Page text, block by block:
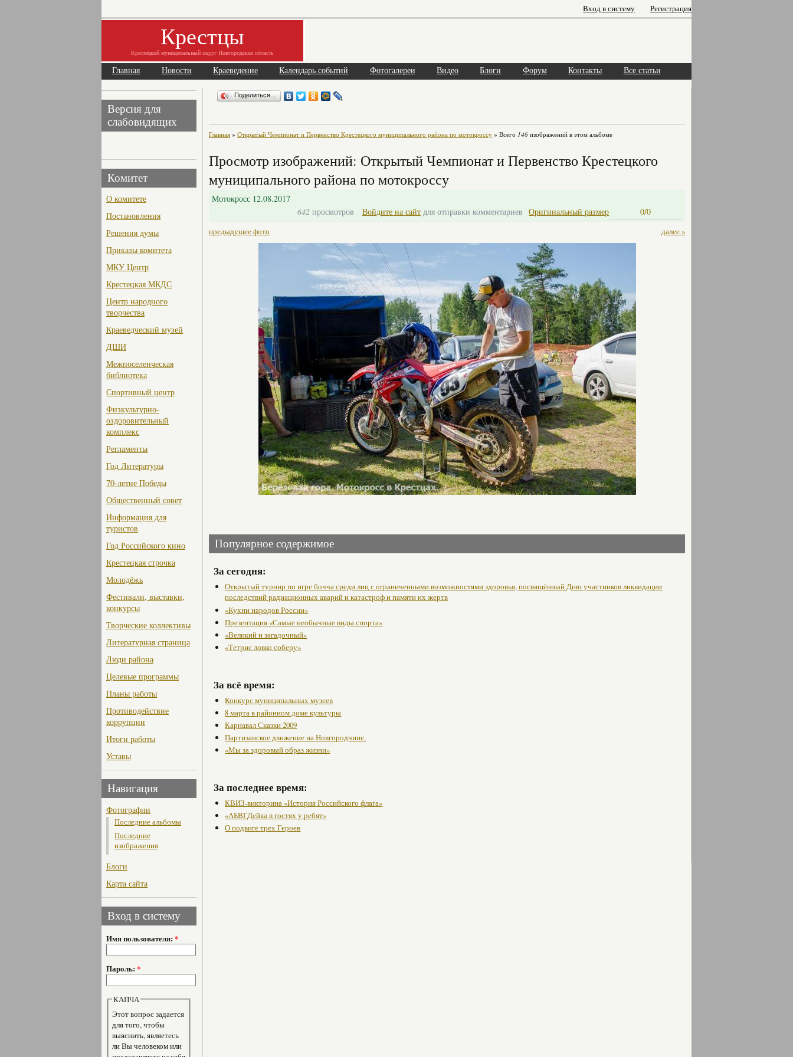
Вход в систему Регистрация
Крестцы
Крестецкий муниципальный округ Новгородская область
Главная Новости Краеведение Календарь событий Фотогалереи Видео Блоги Форум Контакты Все статьи
Версия для
слабовидящих
Комитет
О комитете
Постановления
Решения думы
Приказы комитета
МКУ Центр
Крестецкая МКДС
Центр народного
творчества
Краеведческий музей
ДШИ
Межпоселенческая
библиотека
Спортивный центр
Физкультурно-
оздоровительный
комплекс
Регламенты
Год Литературы
70-летие Победы
Общественный совет
Информация для
туристов
Год Российского кино
Крестецкая строчка
Молодёжь
Фестивали, выставки,
конкурсы
Творческие коллективы
Литературная страница
Люди района
Целевые программы
Планы работы
Противодействие
коррупции
Итоги работы
Уставы
Навигация
Фотографии
Последние альбомы
Последние
изображения
Блоги
Карта сайта
Вход в систему
Имя пользователя: *
Пароль: *
КАПЧА
Этот вопрос задается
для того, чтобы
выяснить, являетесь
ли Вы человеком или
Поделиться…
Главная » Открытый Чемпионат и Первенство Крестецкого муниципального района по мотокроссу » Всего 146 изображений в этом альбоме
Просмотр изображений: Открытый Чемпионат и Первенство Крестецкого
муниципального района по мотокроссу
Мотокросс 12.08.2017
0/0
642 просмотров Войдите на сайт для отправки комментариев Оригинальный размер
предыдущее фото далее »
Популярное содержимое
За сегодня:
Открытый турнир по игре бочча среди лиц с ограниченными возможностями здоровья, посвящённый Дню участников ликвидации
последствий радиационных аварий и катастроф и памяти их жертв
«Кухни народов России»
Презентация «Самые необычные виды спорта»
«Великий и загадочный»
«Тетрис ловко соберу»
За всё время:
Конкурс муниципальных музеев
8 марта в районном доме культуры
Карнавал Сказки 2009
Партизанское движение на Новгородчине.
«Мы за здоровый образ жизни»
За последнее время:
КВИЗ-викторина «История Российского флага»
«АБВГДейка в гостях у ребят»
О подвиге трех Героев